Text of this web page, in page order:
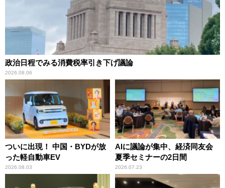
政治日程でみる消費税率引き下げ議論
2026.08.06
ついに出現！ 中国・BYDが放
った軽自動車EV
2026.08.03
AIに議論が集中、経済同友会
夏季セミナーの2日間
2026.07.23